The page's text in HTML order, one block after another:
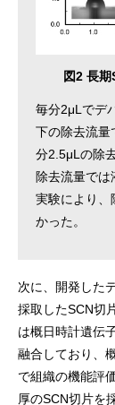
図2 長
毎分2μLでデ
下の除去流量
分2.5μLの除
除去流量で
実験により、
かった。
次に、開発した
採取したSCN切
は概日時計遺伝
融合しており、
で組織の機能評
厚のSCN切片を